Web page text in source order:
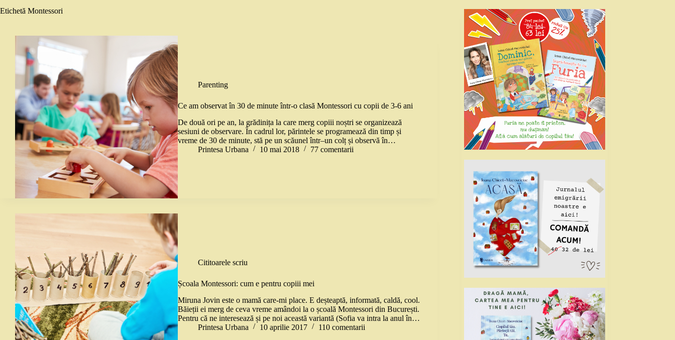
Etichetă Montessori
Parenting
Ce am observat în 30 de minute într-o clasă Montessori cu copii de 3-6 ani
De două ori pe an, la grădinița la care merg copiii noștri se organizează
sesiuni de observare. În cadrul lor, părintele se programează din timp și
vreme de 30 de minute, stă pe un scăunel într–un colț și observă în…
Printesa Urbana
10 mai 2018 77 comentarii
Cititoarele scriu
Școala Montessori: cum e pentru copiii mei
Miruna Jovin este o mamă care-mi place. E deșteaptă, informată, caldă, cool.
Băieții ei merg de ceva vreme amândoi la o școală Montessori din București.
Pentru că ne interesează și pe noi această variantă (Sofia va intra la anul în…
Printesa Urbana
10 aprilie 2017 110 comentarii